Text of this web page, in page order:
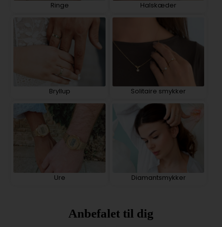
Ringe Halskæder
Bryllup Solitaire smykker
Ure Diamantsmykker
Anbefalet til dig